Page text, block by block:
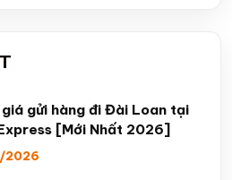
giá gửi hàng đi Đài Loan tại
[Mới Nhất 2026]
2026